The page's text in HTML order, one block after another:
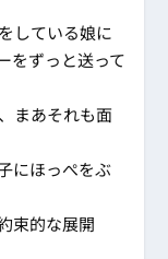
している娘に
をずっと送って
まあそれも面
にほっぺをぶ
束的な展開